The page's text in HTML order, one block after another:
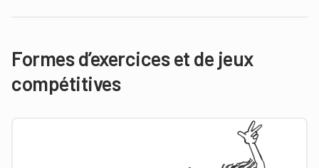
Formes d’exercices et de jeux
compétitives